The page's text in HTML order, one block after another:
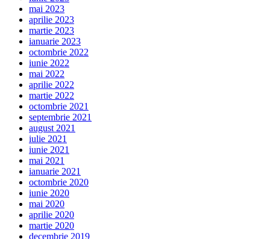
mai 2023
aprilie 2023
martie 2023
ianuarie 2023
octombrie 2022
iunie 2022
mai 2022
aprilie 2022
martie 2022
octombrie 2021
septembrie 2021
august 2021
iulie 2021
iunie 2021
mai 2021
ianuarie 2021
octombrie 2020
iunie 2020
mai 2020
aprilie 2020
martie 2020
decembrie 2019